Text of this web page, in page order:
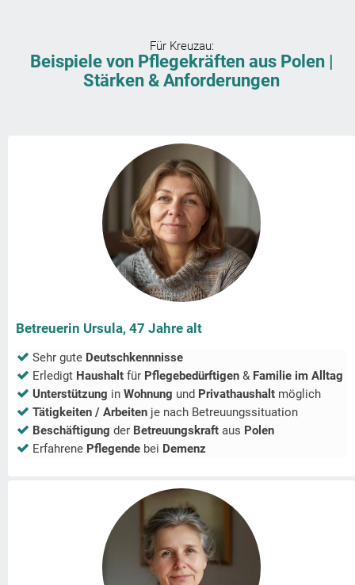
Für Kreuzau:
Beispiele von Pflegekräften aus Polen |
Stärken & Anforderungen
Betreuerin Ursula, 47 Jahre alt
Sehr gute Deutschkennnisse
Erledigt Haushalt für Pflegebedürftigen & Familie im Alltag
Unterstützung in Wohnung und Privathaushalt möglich
Tätigkeiten / Arbeiten je nach Betreuungssituation
Beschäftigung der Betreuungskraft aus Polen
Erfahrene Pflegende bei Demenz